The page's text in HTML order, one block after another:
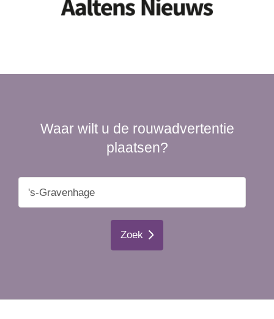
Waar wilt u de rouwadvertentie
plaatsen?
Zoek